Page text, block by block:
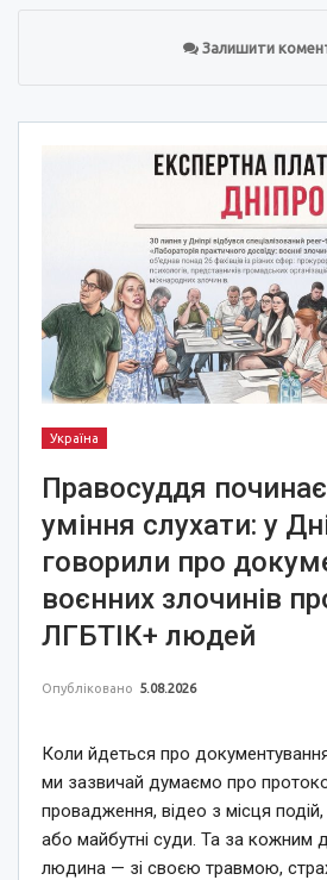
Залишити
Україна
Правосуддя
уміння слухати: у
говорили про
воєнних злочинів
ЛГБТІК+ людей
Опубліковано 5.08.2026
Коли йдеться про
ми зазвичай думаємо про
провадження, відео з місця подій,
або майбутні суди. Та за кожним
людина — зі своєю травмою,